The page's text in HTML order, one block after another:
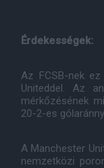
Érdekességek:
Az FCSB-nek
Uniteddel. Az
mérkőzésének
20-2-es
A Manchester
nemzetközi